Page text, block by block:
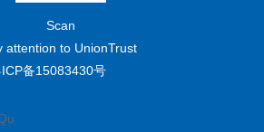
Scan
attention to UnionTrust
备15083430号
and Technology Co., Ltd.